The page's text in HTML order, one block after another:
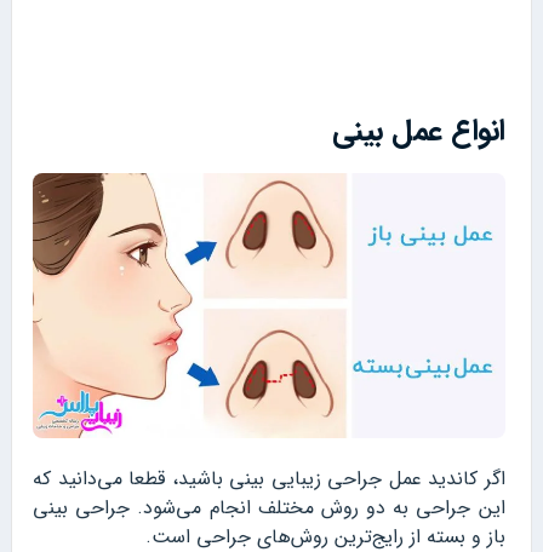
انواع عمل بینی
اگر کاندید عمل جراحی زیبایی بینی باشید، قطعا می‌دانید که
این جراحی به دو روش مختلف انجام می‌شود. جراحی بینی
باز و بسته از رایج‌ترین روش‌های جراحی است.